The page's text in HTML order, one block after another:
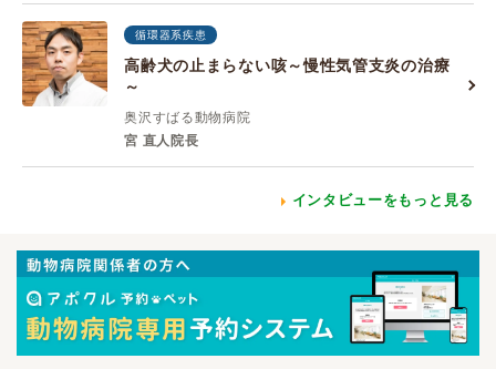
循環器系疾患
高齢犬の止まらない咳～慢性気管支炎の治療
～
奥沢すばる動物病院
宮 直人院長
インタビューをもっと見る